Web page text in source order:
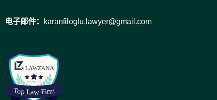
电子邮件： karanfiloglu.lawyer@gmail.com